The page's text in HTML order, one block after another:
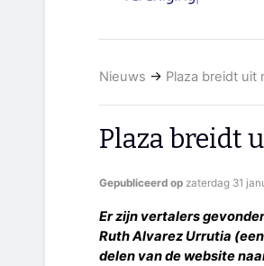
Nieuws → Plaza breidt uit
Plaza breidt
Gepubliceerd op zaterdag 31
Er zijn vertalers
Ruth Alvarez Urrutia
delen van de website